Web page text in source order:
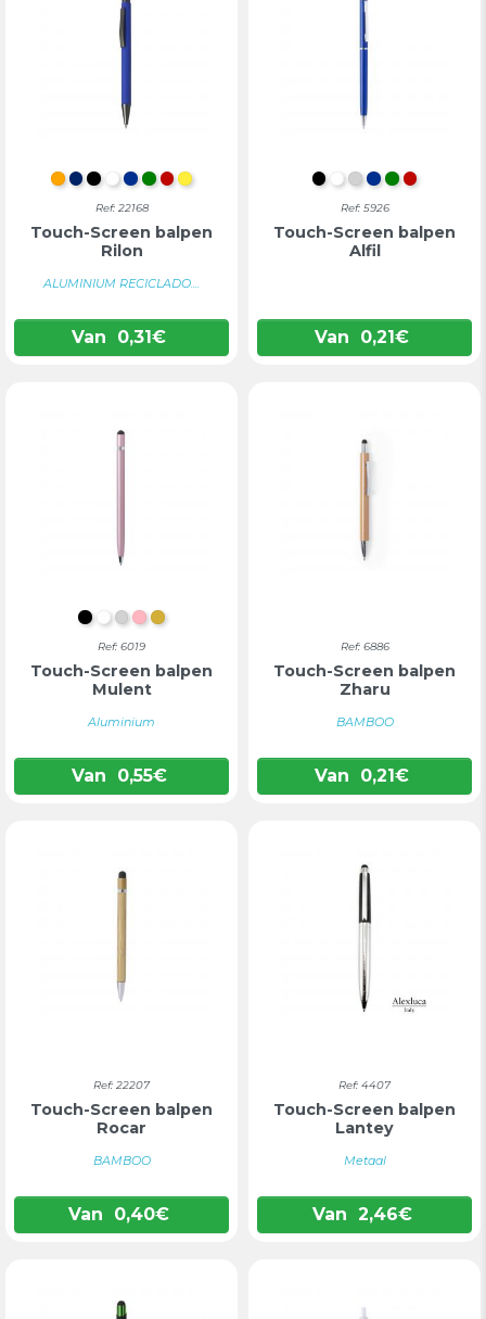
ORANJE
MARINEBLAUW
ZWART
WITBLAUW
GROEN
ROOD
GEEL
Ref: 22168
Touch-Screen balpen
Rilon
ALUMINIUM RECICLADO....
Van 0,31€
ZWART
WITZILVER
BLAUW
GROEN
ROOD
Ref: 5926
Touch-Screen balpen
Alfil
Van 0,21€
ZWART
WITZILVER
ROZEGOUD
Ref: 6019
Touch-Screen balpen
Mulent
Aluminium
Van 0,55€
Ref: 6886
Touch-Screen balpen
Zharu
BAMBOO
Van 0,21€
Ref: 22207
Touch-Screen balpen
Rocar
BAMBOO
Van 0,40€
Ref: 4407
Touch-Screen balpen
Lantey
Metaal
Van 2,46€